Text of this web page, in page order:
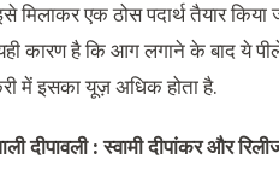
एक ठोस पदार्थ तैयार
यही कारण है कि आग लगाने के बाद ये
में इसका यूज़ अधिक होता है.
दीपावली : स्वामी दीपांकर और